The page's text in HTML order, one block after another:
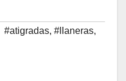
#atigradas, #llaneras,